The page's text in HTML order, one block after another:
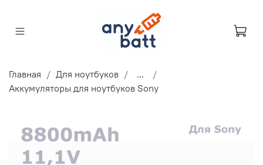
Главная Для ноутбуков
...
Аккумуляторы для ноутбуков Sony